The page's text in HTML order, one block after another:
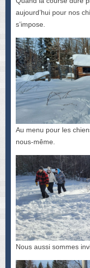
aujourd’hui pour nos
s’impose.
Au menu pour les
nous-même.
Nous aussi sommes